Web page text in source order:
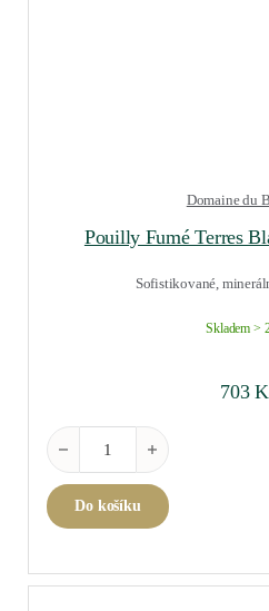
Domaine du
Pouilly Fumé Terres
Sofistikované,
Skladem >
703
Pouilly Fumé Terres Blanches
Do košíku